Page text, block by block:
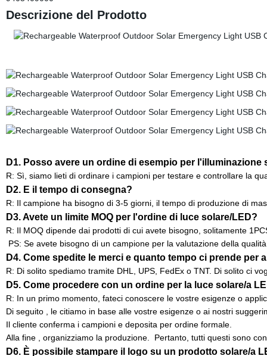
Descrizione del Prodotto
D1. Posso avere un ordine di esempio per l'illuminazione
R: Sì, siamo lieti di ordinare i campioni per testare e controllare la
D2. E il tempo di consegna?
R: Il campione ha bisogno di 3-5 giorni, il tempo di produzione di
D3. Avete un limite MOQ per l'ordine di luce solare/LED?
R: Il MOQ dipende dai prodotti di cui avete bisogno, solitamente
PS: Se avete bisogno di un campione per la valutazione della
D4. Come spedite le merci e quanto tempo ci prende per
R: Di solito spediamo tramite DHL, UPS, FedEx o TNT. Di solito ci
D5. Come procedere con un ordine per la luce solare/a
R: In un primo momento, fateci conoscere le vostre esigenze o
Di seguito , le citiamo in base alle vostre esigenze o ai nostri
Il cliente conferma i campioni e deposita per ordine formale.
Alla fine , organizziamo la produzione. Pertanto, tutti questi sono
D6. È possibile stampare il logo su un prodotto solare/a